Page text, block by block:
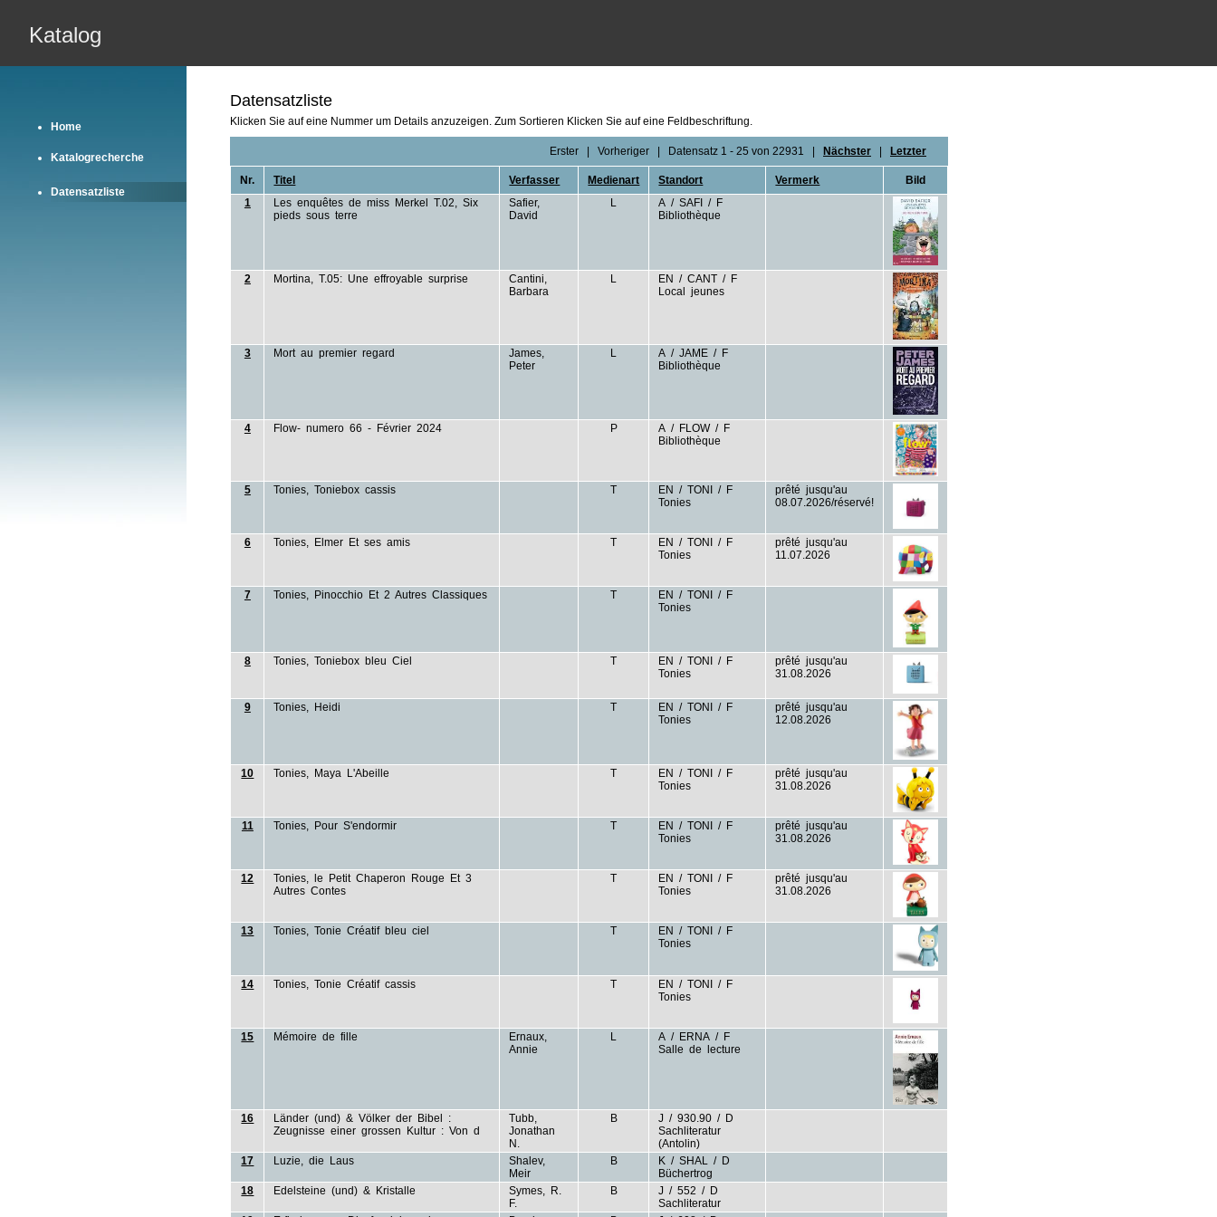
Katalog
Home
Katalogrecherche
Datensatzliste
Datensatzliste
Klicken Sie auf eine Nummer um Details anzuzeigen. Zum Sortieren Klicken Sie auf eine Feldbeschriftung.
Erster Vorheriger Datensatz 1 - 25 von 22931 Nächster Letzter
Nr. Titel Verfasser Medienart Standort Vermerk
Bild
1
Les enquêtes de miss Merkel T.02, Six
pieds sous terre
Safier,
David
L
A / SAFI / F
Bibliothèque
2 Mortina, T.05: Une effroyable surprise
Cantini,
Barbara
L
EN / CANT / F
Local jeunes
3 Mort au premier regard
James,
Peter
L
A / JAME / F
Bibliothèque
4 Flow- numero 66 - Février 2024 P
A / FLOW / F
Bibliothèque
5 Tonies, Toniebox cassis T
EN / TONI / F
Tonies
prêté jusqu'au
08.07.2026/réservé!
6 Tonies, Elmer Et ses amis T
EN / TONI / F
Tonies
prêté jusqu'au
11.07.2026
7 Tonies, Pinocchio Et 2 Autres Classiques T
EN / TONI / F
Tonies
8 Tonies, Toniebox bleu Ciel T
EN / TONI / F
Tonies
prêté jusqu'au
31.08.2026
9 Tonies, Heidi T
EN / TONI / F
Tonies
prêté jusqu'au
12.08.2026
10 Tonies, Maya L'Abeille T
EN / TONI / F
Tonies
prêté jusqu'au
31.08.2026
11 Tonies, Pour S'endormir T
EN / TONI / F
Tonies
prêté jusqu'au
31.08.2026
12
Tonies, le Petit Chaperon Rouge Et 3
Autres Contes
T
EN / TONI / F
Tonies
prêté jusqu'au
31.08.2026
13 Tonies, Tonie Créatif bleu ciel T
EN / TONI / F
Tonies
14 Tonies, Tonie Créatif cassis T
EN / TONI / F
Tonies
15 Mémoire de fille
Ernaux,
Annie
L
A / ERNA / F
Salle de lecture
16
Länder (und) & Völker der Bibel :
Zeugnisse einer grossen Kultur : Von d
Tubb,
Jonathan
N.
B
J / 930.90 / D
Sachliteratur
(Antolin)
17
Luzie, die Laus
Shalev,
Meir
B
K / SHAL / D
Büchertrog
18
Edelsteine (und) & Kristalle
Symes, R.
F.
B
J / 552 / D
Sachliteratur